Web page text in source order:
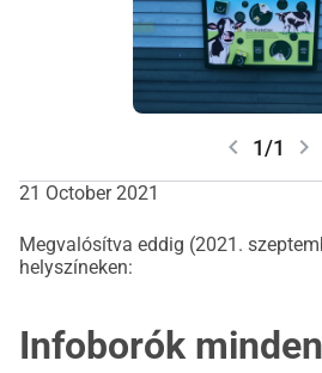
chevron_left 1/1 chevron_right
21 October 2021
Megvalósítva eddig (2021.
helyszíneken:
Infoborók